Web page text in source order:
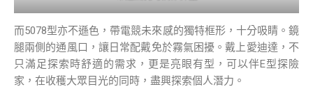
而5078型亦不遜色，帶電競未來感的獨特框形，十分吸睛。鏡
腿兩側的通風口，讓日常配戴免於霧氣困擾。戴上愛迪達，不
只滿足探索時舒適的需求，更是亮眼有型，可以伴E型探險
家，在收穫大眾目光的同時，盡興探索個人潛力。